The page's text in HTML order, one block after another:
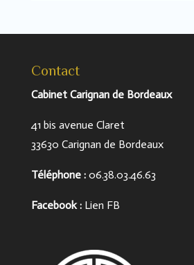
Contact
Cabinet Carignan de Bordeaux
41 bis avenue Claret
33630 Carignan de Bordeaux
Téléphone : 06.38.03.46.63
Facebook : Lien FB